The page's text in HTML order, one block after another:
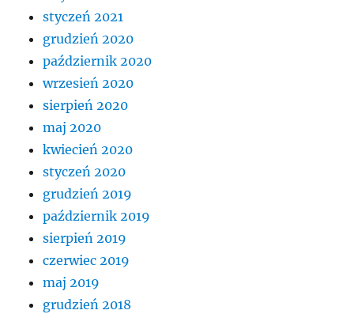
styczeń 2021
grudzień 2020
październik 2020
wrzesień 2020
sierpień 2020
maj 2020
kwiecień 2020
styczeń 2020
grudzień 2019
październik 2019
sierpień 2019
czerwiec 2019
maj 2019
grudzień 2018